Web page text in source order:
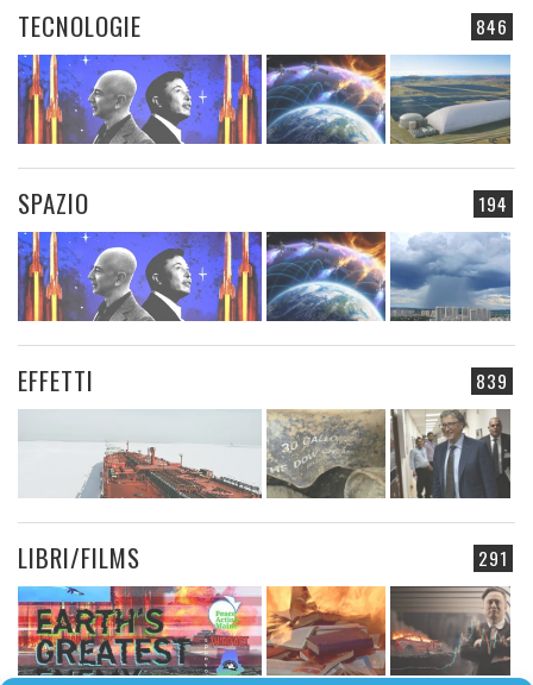
846
TECNOLOGIE
194
SPAZIO
839
EFFETTI
291
LIBRI/FILMS